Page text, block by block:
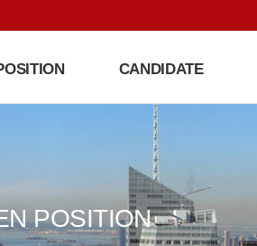
CANDIDATE
POSITION